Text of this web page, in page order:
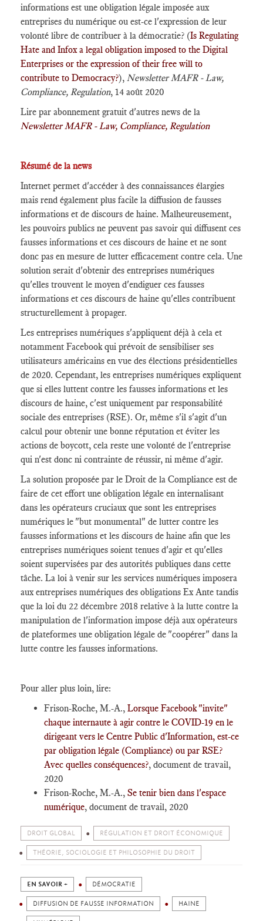
informations est une obligation légale imposée aux
entreprises du numérique ou est-ce l'expression de leur
volonté libre de contribuer à la démocratie? (Is Regulating
Hate and Infox a legal obligation imposed to the Digital
Enterprises or the expression of their free will to
contribute to Democracy?), Newsletter MAFR - Law,
Compliance, Regulation, 14 août 2020
Lire par abonnement gratuit d'autres news de la
Newsletter MAFR - Law, Compliance, Regulation
Résumé de la news
Internet permet d'accéder à des connaissances élargies
mais rend également plus facile la diffusion de fausses
informations et de discours de haine. Malheureusement,
les pouvoirs publics ne peuvent pas savoir qui diffusent ces
fausses informations et ces discours de haine et ne sont
donc pas en mesure de lutter efficacement contre cela. Une
solution serait d'obtenir des entreprises numériques
qu'elles trouvent le moyen d'endiguer ces fausses
informations et ces discours de haine qu'elles contribuent
structurellement à propager.
Les entreprises numériques s'appliquent déjà à cela et
notamment Facebook qui prévoit de sensibiliser ses
utilisateurs américains en vue des élections présidentielles
de 2020. Cependant, les entreprises numériques expliquent
que si elles luttent contre les fausses informations et les
discours de haine, c'est uniquement par responsabilité
sociale des entreprises (RSE). Or, même s'il s'agit d'un
calcul pour obtenir une bonne réputation et éviter les
actions de boycott, cela reste une volonté de l'entreprise
qui n'est donc ni contrainte de réussir, ni même d'agir.
La solution proposée par le Droit de la Compliance est de
faire de cet effort une obligation légale en internalisant
dans les opérateurs cruciaux que sont les entreprises
numériques le "but monumental" de lutter contre les
fausses informations et les discours de haine afin que les
entreprises numériques soient tenues d'agir et qu'elles
soient supervisées par des autorités publiques dans cette
tâche. La loi à venir sur les services numériques imposera
aux entreprises numériques des obligations Ex Ante tandis
que la loi du 22 décembre 2018 relative à la lutte contre la
manipulation de l'information impose déjà aux opérateurs
de plateformes une obligation légale de "coopérer" dans la
lutte contre les fausses informations.
​Pour aller plus loin, lire:
Frison-Roche, M.-A., Lorsque Facebook "invite"
chaque internaute à agir contre le COVID-19 en le
dirigeant vers le Centre Public d'Information, est-ce
par obligation légale (Compliance) ou par RSE?
Avec quelles conséquences?, document de travail,
2020
Frison-Roche, M.-A., Se tenir bien dans l'espace
numérique, document de travail, 2020
DROIT GLOBAL RÉGULATION ET DROIT ÉCONOMIQUE
THÉORIE, SOCIOLOGIE ET PHILOSOPHIE DU DROIT
EN SAVOIR + DÉMOCRATIE
DIFFUSION DE FAUSSE INFORMATION HAINE